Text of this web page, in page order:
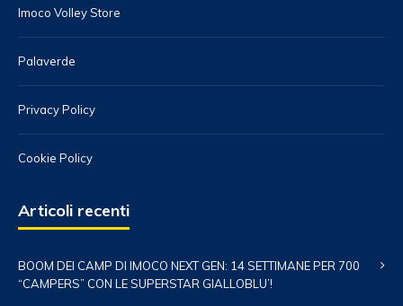
Imoco Volley Store
Palaverde
Privacy Policy
Cookie Policy
Articoli recenti
BOOM DEI CAMP DI IMOCO NEXT GEN: 14 SETTIMANE PER 700
“CAMPERS” CON LE SUPERSTAR GIALLOBLU’!